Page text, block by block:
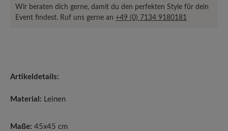
Wir beraten dich gerne, damit du den perfekten Style für dein
Event findest. Ruf uns gerne an +49 (0) 7134 9180181
Artikeldetails:
Material: Leinen
Maße: 45x45 cm